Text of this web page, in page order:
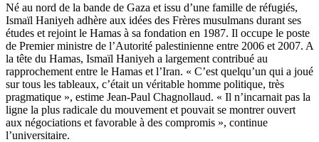
Né au nord de la bande de Gaza et issu d’une famille de réfugiés,
Ismaïl Haniyeh adhère aux idées des Frères musulmans durant ses
études et rejoint le Hamas à sa fondation en 1987. Il occupe le poste
de Premier ministre de l’Autorité palestinienne entre 2006 et 2007. A
la tête du Hamas, Ismaïl Haniyeh a largement contribué au
rapprochement entre le Hamas et l’Iran. « C’est quelqu’un qui a joué
sur tous les tableaux, c’était un véritable homme politique, très
pragmatique », estime Jean-Paul Chagnollaud. « Il n’incarnait pas la
ligne la plus radicale du mouvement et pouvait se montrer ouvert
aux négociations et favorable à des compromis », continue
l’universitaire.